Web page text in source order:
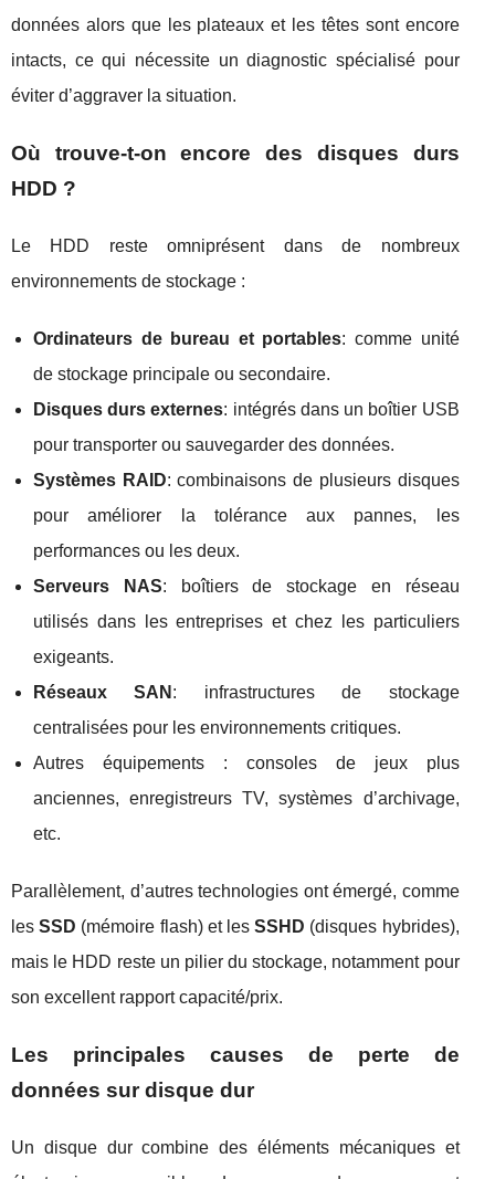
données alors que les plateaux et les têtes sont encore
intacts, ce qui nécessite un diagnostic spécialisé pour
éviter d’aggraver la situation.
Où trouve‑t‑on encore des disques durs
HDD ?
Le HDD reste omniprésent dans de nombreux
environnements de stockage :
Ordinateurs de bureau et portables: comme unité
de stockage principale ou secondaire.
Disques durs externes: intégrés dans un boîtier USB
pour transporter ou sauvegarder des données.
Systèmes RAID: combinaisons de plusieurs disques
pour améliorer la tolérance aux pannes, les
performances ou les deux.
Serveurs NAS: boîtiers de stockage en réseau
utilisés dans les entreprises et chez les particuliers
exigeants.
Réseaux SAN : infrastructures de stockage
centralisées pour les environnements critiques.
Autres équipements : consoles de jeux plus
anciennes, enregistreurs TV, systèmes d’archivage,
etc.
Parallèlement, d’autres technologies ont émergé, comme
lesSSD (mémoire flash) et lesSSHD (disques hybrides),
mais le HDD reste un pilier du stockage, notamment pour
son excellent rapport capacité/prix.
Les principales causes de perte de
données sur disque dur
Un disque dur combine des éléments mécaniques et